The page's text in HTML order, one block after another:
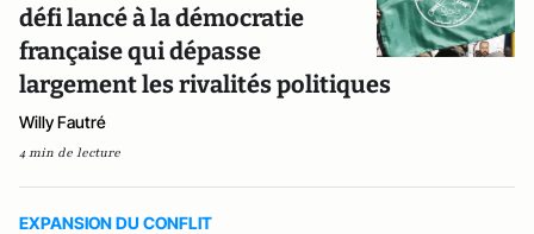
défi lancé à la démocratie
française qui dépasse
largement les rivalités politiques
Willy Fautré
4 min de lecture
EXPANSION DU CONFLIT